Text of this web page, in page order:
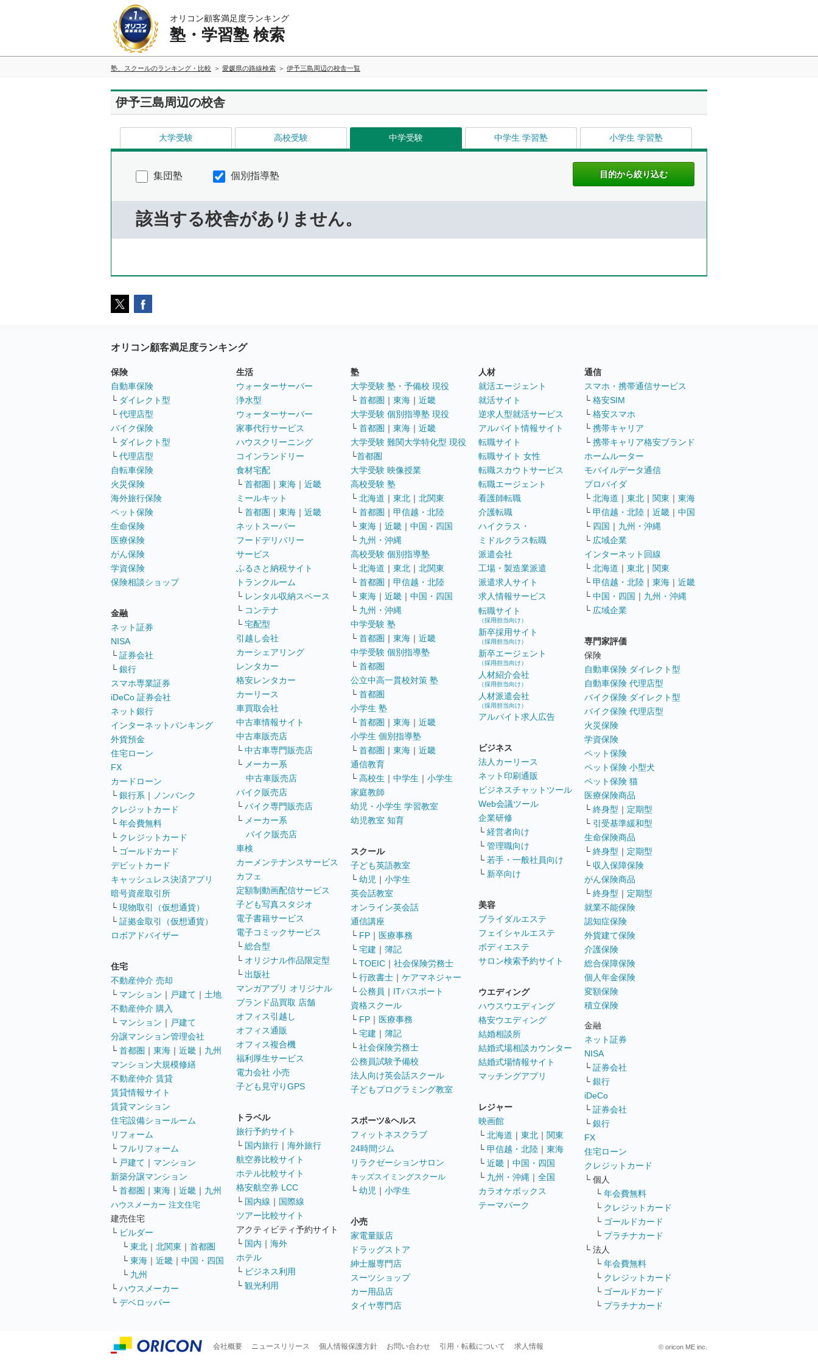
オリコン顧客満足度ランキング
塾・学習塾 検索
塾、スクールのランキング・比較 愛媛県の路線検索 伊予三島周辺の校舎一覧
伊予三島周辺の校舎
大学受験 高校受験 中学受験 中学生 学習塾 小学生 学習塾
集団塾 個別指導塾
該当する校舎がありません。
オリコン顧客満足度ランキング
保険
自動車保険
└ ダイレクト型
└ 代理店型
バイク保険
└ ダイレクト型
└ 代理店型
自転車保険
火災保険
海外旅行保険
ペット保険
生命保険
医療保険
がん保険
学資保険
保険相談ショップ
金融
ネット証券
NISA
└ 証券会社
└ 銀行
スマホ専業証券
iDeCo 証券会社
ネット銀行
インターネットバンキング
外貨預金
住宅ローン
FX
カードローン
└ 銀行系 ｜
ノンバンク
クレジットカード
└ 年会費無料
└ クレジットカード
└ ゴールドカード
デビットカード
キャッシュレス決済アプリ
暗号資産取引所
└ 現物取引（仮想通貨）
└ 証拠金取引（仮想通貨）
ロボアドバイザー
住宅
不動産仲介 売却
└ マンション ｜ 戸建て ｜ 土地
不動産仲介 購入
└ マンション ｜ 戸建て
分譲マンション管理会社
└ 首都圏 ｜ 東海 ｜ 近畿 ｜ 九州
マンション大規模修繕
不動産仲介 賃貸
賃貸情報サイト
賃貸マンション
住宅設備ショールーム
リフォーム
└ フルリフォーム
└ 戸建て ｜ マンション
新築分譲マンション
└ 首都圏 ｜ 東海 ｜ 近畿 ｜ 九州
ハウスメーカー 注文住宅
建売住宅
└ ビルダー
└ 東北 ｜ 北関東 ｜ 首都圏
└ 東海 ｜ 近畿 ｜ 中国・四国
└ 九州
└ ハウスメーカー
└ デベロッパー
生活
ウォーターサーバー
浄水型
ウォーターサーバー
家事代行サービス
ハウスクリーニング
コインランドリー
食材宅配
└ 首都圏 ｜ 東海 ｜ 近畿
ミールキット
└ 首都圏 ｜ 東海 ｜ 近畿
ネットスーパー
フードデリバリー
サービス
ふるさと納税サイト
トランクルーム
└ レンタル収納スペース
└ コンテナ
└ 宅配型
引越し会社
カーシェアリング
レンタカー
格安レンタカー
カーリース
車買取会社
中古車情報サイト
中古車販売店
└ 中古車専門販売店
└ メーカー系
中古車販売店
バイク販売店
└ バイク専門販売店
└ メーカー系
バイク販売店
車検
カーメンテナンスサービス
カフェ
定額制動画配信サービス
子ども写真スタジオ
電子書籍サービス
電子コミックサービス
└ 総合型
└ オリジナル作品限定型
└ 出版社
マンガアプリ オリジナル
ブランド品買取 店舗
オフィス引越し
オフィス通販
オフィス複合機
福利厚生サービス
電力会社 小売
子ども見守りGPS
トラベル
旅行予約サイト
└ 国内旅行 ｜ 海外旅行
航空券比較サイト
ホテル比較サイト
格安航空券 LCC
└ 国内線 ｜ 国際線
ツアー比較サイト
アクティビティ予約サイト
└ 国内 ｜ 海外
ホテル
└ ビジネス利用
└ 観光利用
塾
大学受験 塾・予備校 現役
└ 首都圏 ｜ 東海 ｜ 近畿
大学受験 個別指導塾 現役
└ 首都圏 ｜ 東海 ｜ 近畿
大学受験 難関大学特化型 現役
└首都圏
大学受験 映像授業
高校受験 塾
└ 北海道 ｜ 東北 ｜ 北関東
└ 首都圏 ｜ 甲信越・北陸
└ 東海 ｜ 近畿 ｜ 中国・四国
└ 九州・沖縄
高校受験 個別指導塾
└ 北海道 ｜ 東北 ｜ 北関東
└ 首都圏 ｜ 甲信越・北陸
└ 東海 ｜ 近畿 ｜ 中国・四国
└ 九州・沖縄
中学受験 塾
└ 首都圏 ｜ 東海 ｜ 近畿
中学受験 個別指導塾
└ 首都圏
公立中高一貫校対策 塾
└ 首都圏
小学生 塾
└ 首都圏 ｜ 東海 ｜ 近畿
小学生 個別指導塾
└ 首都圏 ｜ 東海 ｜ 近畿
通信教育
└ 高校生 ｜ 中学生 ｜ 小学生
家庭教師
幼児・小学生 学習教室
幼児教室 知育
スクール
子ども英語教室
└ 幼児 ｜ 小学生
英会話教室
オンライン英会話
通信講座
└ FP ｜ 医療事務
└ 宅建 ｜ 簿記
└ TOEIC ｜ 社会保険労務士
└ 行政書士 ｜ ケアマネジャー
└ 公務員 ｜ ITパスポート
資格スクール
└ FP ｜ 医療事務
└ 宅建 ｜ 簿記
└ 社会保険労務士
公務員試験予備校
法人向け英会話スクール
子どもプログラミング教室
スポーツ&ヘルス
フィットネスクラブ
24時間ジム
リラクゼーションサロン
キッズスイミングスクール
└ 幼児 ｜ 小学生
小売
家電量販店
ドラッグストア
紳士服専門店
スーツショップ
カー用品店
タイヤ専門店
人材
就活エージェント
就活サイト
逆求人型就活サービス
アルバイト情報サイト
転職サイト
転職サイト 女性
転職スカウトサービス
転職エージェント
看護師転職
介護転職
ハイクラス・
ミドルクラス転職
派遣会社
工場・製造業派遣
派遣求人サイト
求人情報サービス
転職サイト
（採用担当向け）
新卒採用サイト
（採用担当向け）
新卒エージェント
（採用担当向け）
人材紹介会社
（採用担当向け）
人材派遣会社
（採用担当向け）
アルバイト求人広告
ビジネス
法人カーリース
ネット印刷通販
ビジネスチャットツール
Web会議ツール
企業研修
└ 経営者向け
└ 管理職向け
└ 若手・一般社員向け
└ 新卒向け
美容
ブライダルエステ
フェイシャルエステ
ボディエステ
サロン検索予約サイト
ウエディング
ハウスウエディング
格安ウエディング
結婚相談所
結婚式場相談カウンター
結婚式場情報サイト
マッチングアプリ
レジャー
映画館
└ 北海道 ｜ 東北 ｜ 関東
└ 甲信越・北陸 ｜ 東海
└ 近畿 ｜ 中国・四国
└ 九州・沖縄 ｜ 全国
カラオケボックス
テーマパーク
通信
スマホ・携帯通信サービス
└ 格安SIM
└ 格安スマホ
└ 携帯キャリア
└ 携帯キャリア格安ブランド
ホームルーター
モバイルデータ通信
プロバイダ
└ 北海道 ｜ 東北 ｜ 関東 ｜ 東海
└ 甲信越・北陸 ｜ 近畿 ｜ 中国
└ 四国 ｜ 九州・沖縄
└ 広域企業
インターネット回線
└ 北海道 ｜ 東北 ｜ 関東
└ 甲信越・北陸 ｜ 東海 ｜ 近畿
└ 中国・四国 ｜ 九州・沖縄
└ 広域企業
専門家評価
保険
自動車保険 ダイレクト型
自動車保険 代理店型
バイク保険 ダイレクト型
バイク保険 代理店型
火災保険
学資保険
ペット保険
ペット保険 小型犬
ペット保険 猫
医療保険商品
└ 終身型 ｜ 定期型
└ 引受基準緩和型
生命保険商品
└ 終身型 ｜ 定期型
└ 収入保障保険
がん保険商品
└ 終身型 ｜ 定期型
就業不能保険
認知症保険
外貨建て保険
介護保険
総合保障保険
個人年金保険
変額保険
積立保険
金融
ネット証券
NISA
└ 証券会社
└ 銀行
iDeCo
└ 証券会社
└ 銀行
FX
住宅ローン
クレジットカード
└ 個人
└ 年会費無料
└ クレジットカード
└ ゴールドカード
└ プラチナカード
└ 法人
└ 年会費無料
└ クレジットカード
└ ゴールドカード
└ プラチナカード
会社概要 ニュースリリース 個人情報保護方針 お問い合わせ 引用・転載について 求人情報 © oricon ME inc.